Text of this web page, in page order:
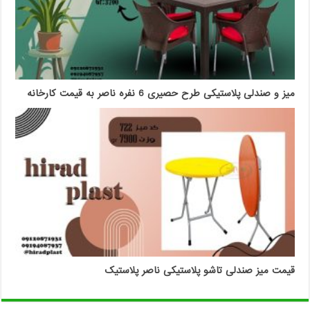
میز و صندلی پلاستیکی طرح حصیری 6 نفره ناصر به قیمت کارخانه
قیمت میز صندلی تاشو پلاستیکی ناصر پلاستیک